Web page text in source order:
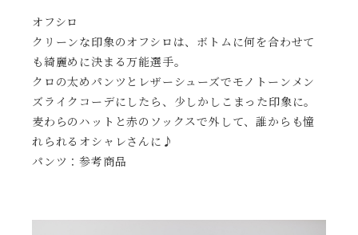
オフシロ
クリーンな印象のオフシロは、ボトムに何を合わせて
も綺麗めに決まる万能選手。
クロの太めパンツとレザーシューズでモノトーンメン
ズライクコーデにしたら、少しかしこまった印象に。
麦わらのハットと赤のソックスで外して、誰からも憧
れられるオシャレさんに♪
パンツ：参考商品